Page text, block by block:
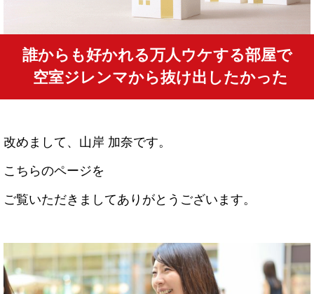
誰からも好かれる万人ウケする部屋で
空室ジレンマから抜け出したかった
改めまして、 山岸 加奈です。
こちらのページを
ご覧いただきましてありがとうございます。